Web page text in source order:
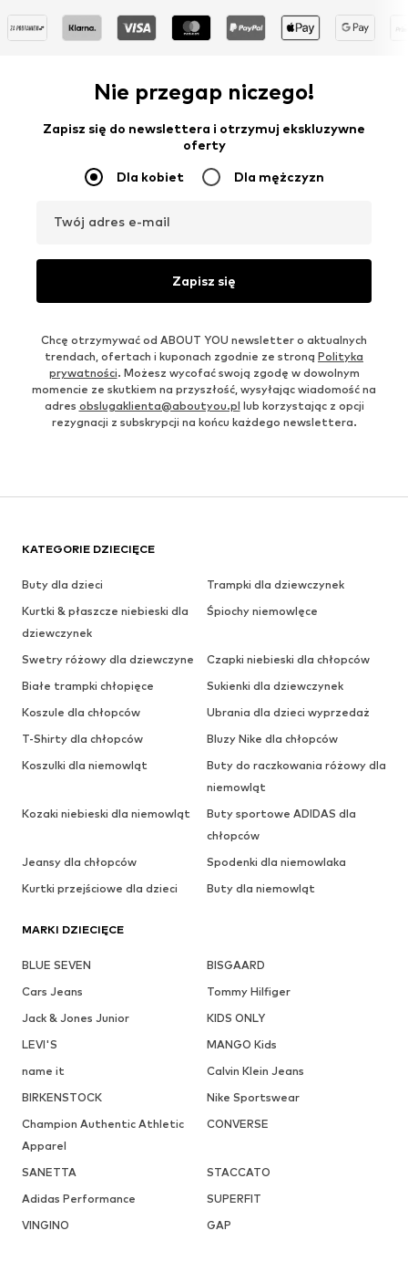
Nie przegap niczego!
Zapisz się do newslettera i otrzymuj ekskluzywne
oferty
Dla kobiet Dla mężczyzn
Twój adres e-mail
Zapisz się
Chcę otrzymywać od ABOUT YOU newsletter o aktualnych
trendach, ofertach i kuponach zgodnie ze stroną Polityka
prywatności. Możesz wycofać swoją zgodę w dowolnym
momencie ze skutkiem na przyszłość, wysyłając wiadomość na
adres obslugaklienta@aboutyou.pl lub korzystając z opcji
rezygnacji z subskrypcji na końcu każdego newslettera.
KATEGORIE DZIECIĘCE
Buty dla dzieci
Trampki dla dziewczynek
Kurtki & płaszcze niebieski dla
dziewczynek
Śpiochy niemowlęce
Swetry różowy dla dziewczyne
Czapki niebieski dla chłopców
Białe trampki chłopięce
Sukienki dla dziewczynek
Koszule dla chłopców
Ubrania dla dzieci wyprzedaż
T-Shirty dla chłopców
Bluzy Nike dla chłopców
Koszulki dla niemowląt
Buty do raczkowania różowy dla
niemowląt
Kozaki niebieski dla niemowląt
Buty sportowe ADIDAS dla
chłopców
Jeansy dla chłopców
Spodenki dla niemowlaka
Kurtki przejściowe dla dzieci
Buty dla niemowląt
MARKI DZIECIĘCE
BLUE SEVEN
BISGAARD
Cars Jeans
Tommy Hilfiger
Jack & Jones Junior
KIDS ONLY
LEVI'S
MANGO Kids
name it
Calvin Klein Jeans
BIRKENSTOCK
Nike Sportswear
Champion Authentic Athletic
Apparel
CONVERSE
SANETTA
STACCATO
Adidas Performance
SUPERFIT
VINGINO
GAP